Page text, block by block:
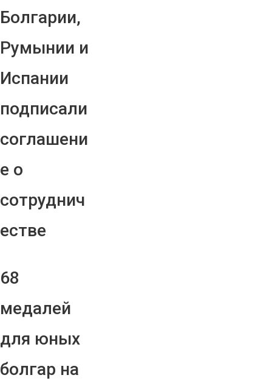
Болгарии,
Румынии и
Испании
подписали
соглашени
е о
сотруднич
естве
68
медалей
для юных
болгар на